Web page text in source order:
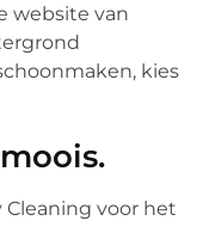
website van
kies
voor het